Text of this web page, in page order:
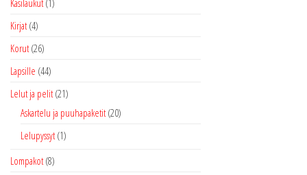
Kirjat (4)
Korut (26)
Lapsille (44)
Lelut ja pelit (21)
Askartelu ja puuhapaketit (20)
Lelupyssyt (1)
Lompakot (8)